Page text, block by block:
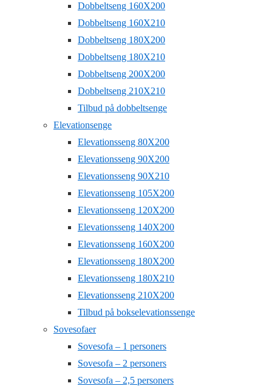
Dobbeltseng 160X200
Dobbeltseng 160X210
Dobbeltseng 180X200
Dobbeltseng 180X210
Dobbeltseng 200X200
Dobbeltseng 210X210
Tilbud på dobbeltsenge
Elevationsenge
Elevationsseng 80X200
Elevationsseng 90X200
Elevationsseng 90X210
Elevationsseng 105X200
Elevationsseng 120X200
Elevationsseng 140X200
Elevationsseng 160X200
Elevationsseng 180X200
Elevationsseng 180X210
Elevationsseng 210X200
Tilbud på bokselevationssenge
Sovesofaer
Sovesofa – 1 personers
Sovesofa – 2 personers
Sovesofa – 2,5 personers